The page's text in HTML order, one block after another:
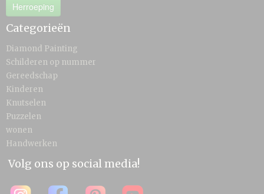
Herroeping
Categorieën
Diamond Painting
Schilderen op nummer
Gereedschap
Kinderen
Knutselen
Puzzelen
wonen
Handwerken
Volg ons op social media!